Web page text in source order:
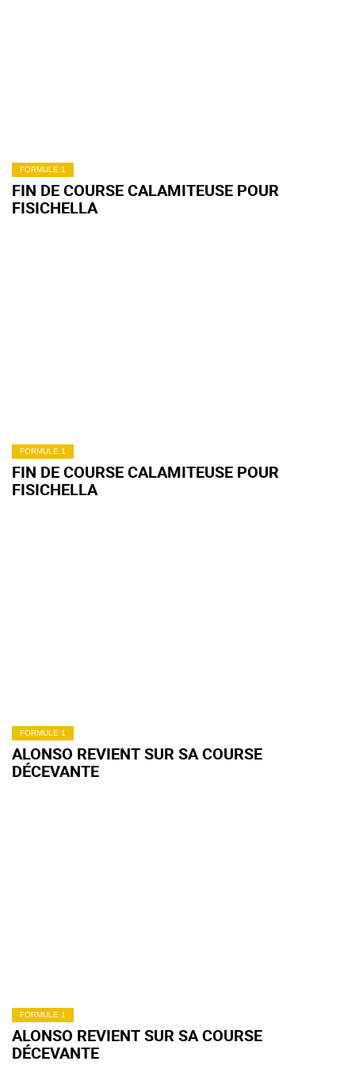
FORMULE 1
FIN DE COURSE CALAMITEUSE POUR
FISICHELLA
FORMULE 1
FIN DE COURSE CALAMITEUSE POUR
FISICHELLA
FORMULE 1
ALONSO REVIENT SUR SA COURSE
DÉCEVANTE
FORMULE 1
ALONSO REVIENT SUR SA COURSE
DÉCEVANTE